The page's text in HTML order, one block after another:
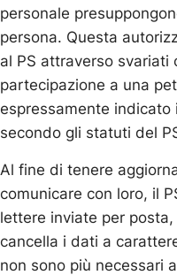
personale
persona. Questa
al PS attraverso svariati
partecipazione a una
espressamente
secondo gli statuti del
Al fine di tenere
comunicare con loro, il
lettere inviate per
cancella i dati a
non sono più necessari